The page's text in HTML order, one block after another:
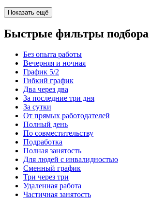
Показать ещё
Быстрые фильтры подбора
Без опыта работы
Вечерняя и ночная
График 5/2
Гибкий график
Два через два
За последние три дня
За сутки
От прямых работодателей
Полный день
По совместительству
Подработка
Полная занятость
Для людей с инвалидностью
Сменный график
Три через три
Удаленная работа
Частичная занятость